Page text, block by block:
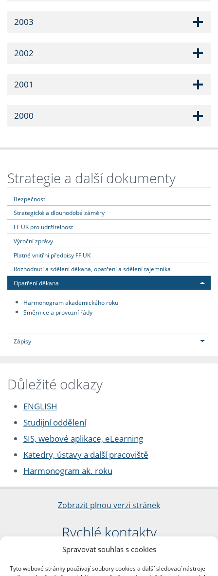
Spravovat souhlas s cookies
Tyto webové stránky používají soubory cookies a další sledovací nástroje
2003
2002
2001
2000
Strategie a další dokumenty
Bezpečnost
Strategické a dlouhodobé záměry
FF UK pro udržitelnost
Výroční zprávy
Platné vnitřní předpisy FF UK
Rozhodnutí a sdělení děkana, opatření a sdělení tajemníka
Opatření děkana
Harmonogram akademického roku
Směrnice a provozní řády
Zápisy
Důležité odkazy
ENGLISH
Studijní oddělení
SIS, webové aplikace, eLearning
Katedry, ústavy a další pracoviště
Harmonogram ak. roku
Zobrazit plnou verzi stránek
Rychlé kontakty
Filozofická fakulta
nám. Jana Palacha 1/2